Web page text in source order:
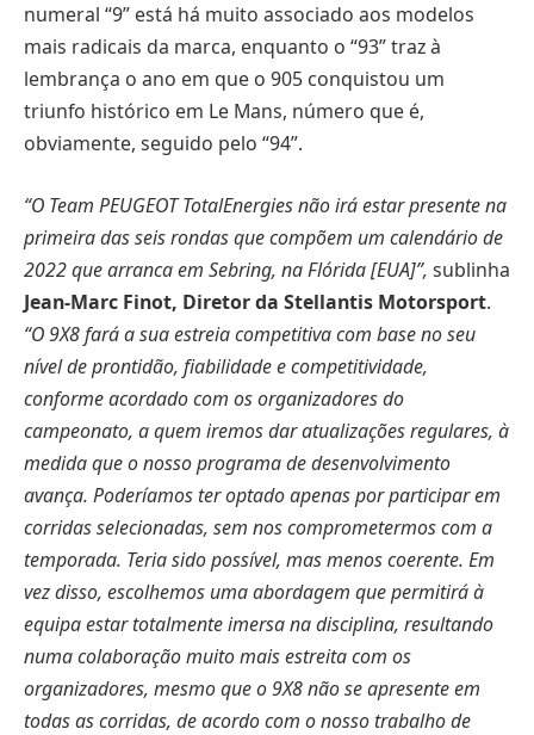
numeral “9” está há muito associado aos modelos
mais radicais da marca, enquanto o “93” traz à
lembrança o ano em que o 905 conquistou um
triunfo histórico em Le Mans, número que é,
obviamente, seguido pelo “94”.
“O Team PEUGEOT TotalEnergies não irá estar presente na
primeira das seis rondas que compõem um calendário de
2022 que arranca em Sebring, na Flórida [EUA]”, sublinha
Jean-Marc Finot, Diretor da Stellantis Motorsport.
“O 9X8 fará a sua estreia competitiva com base no seu
nível de prontidão, fiabilidade e competitividade,
conforme acordado com os organizadores do
campeonato, a quem iremos dar atualizações regulares, à
medida que o nosso programa de desenvolvimento
avança. Poderíamos ter optado apenas por participar em
corridas selecionadas, sem nos comprometermos com a
temporada. Teria sido possível, mas menos coerente. Em
vez disso, escolhemos uma abordagem que permitirá à
equipa estar totalmente imersa na disciplina, resultando
numa colaboração muito mais estreita com os
organizadores, mesmo que o 9X8 não se apresente em
todas as corridas, de acordo com o nosso trabalho de